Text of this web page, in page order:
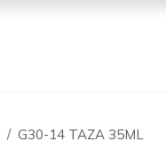
G30-14 TAZA 35ML